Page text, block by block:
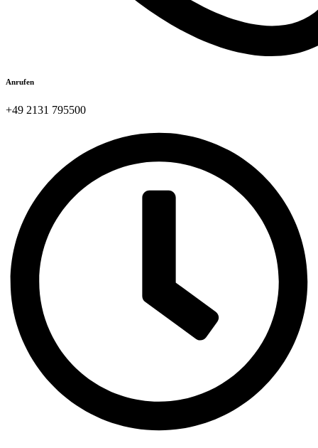
Anrufen
+49 2131 795500​